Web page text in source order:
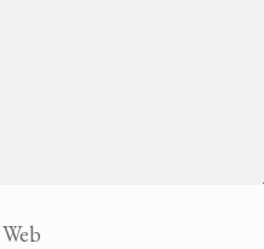
Web